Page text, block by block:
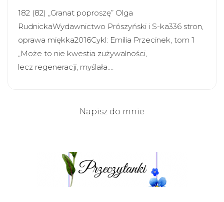
182 (82) „Granat poproszę” Olga
RudnickaWydawnictwo Prószyński i S-ka336 stron,
oprawa miękka2016Cykl: Emilia Przecinek, tom 1
„Może to nie kwestia zużywalności,
lecz regeneracji, myślała.…
Napisz do mnie